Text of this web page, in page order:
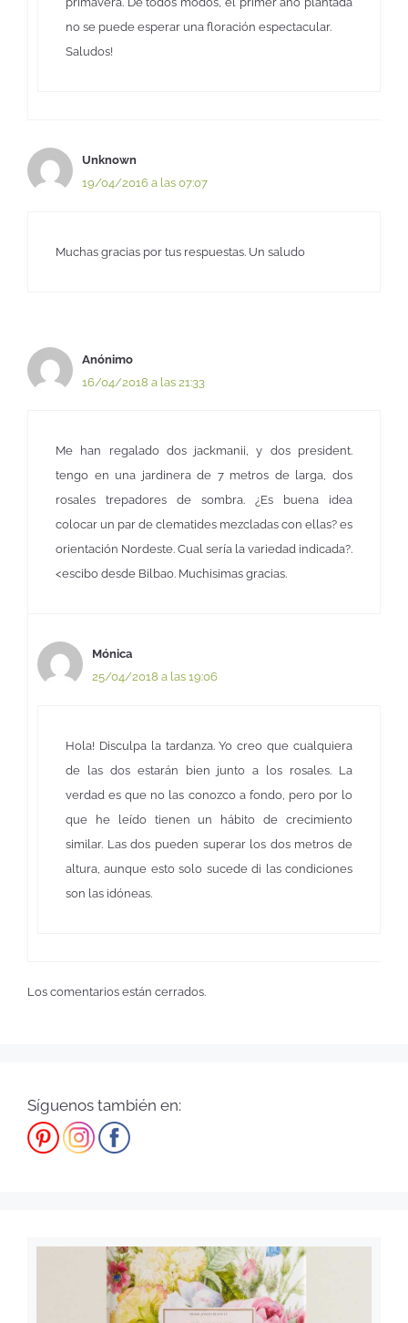
no se puede esperar una floración espectacular.
Saludos!
Unknown
19/04/2016 a las 07:07
Muchas gracias por tus respuestas. Un saludo
Anónimo
16/04/2018 a las 21:33
Me han regalado dos jackmanii, y dos president.
tengo en una jardinera de 7 metros de larga, dos
rosales trepadores de sombra. ¿Es buena idea
colocar un par de clematides mezcladas con ellas? es
orientación Nordeste. Cual sería la variedad indicada?.
<escibo desde Bilbao. Muchisimas gracias.
Mónica
25/04/2018 a las 19:06
Hola! Disculpa la tardanza. Yo creo que cualquiera
de las dos estarán bien junto a los rosales. La
verdad es que no las conozco a fondo, pero por lo
que he leído tienen un hábito de crecimiento
similar. Las dos pueden superar los dos metros de
altura, aunque esto solo sucede di las condiciones
son las idóneas.
Los comentarios están cerrados.
Síguenos también en: